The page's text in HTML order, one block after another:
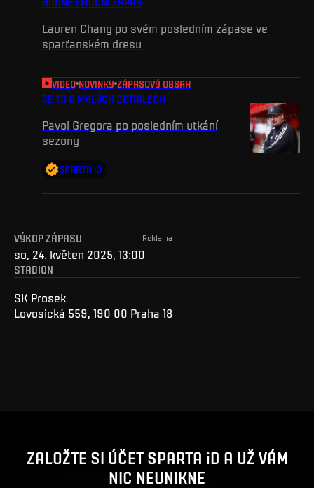
Lauren Chang po svém posledním zápase ve
sparťanském dresu
VIDEO NOVINKY ZÁPASOVÝ OBSAH
JE TO O MALÝCH DETAILECH
Pavol Gregora po posledním utkání
sezony
SPARTA iD
Reklama
VÝKOP ZÁPASU
so, 24. květen 2025, 13:00
STADION
SK Prosek
Lovosická 559, 190 00 Praha 18
ZALOŽTE SI ÚČET SPARTA iD A UŽ VÁM
NIC NEUNIKNE